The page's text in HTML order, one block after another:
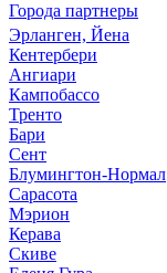
Города партнеры
Эрланген, Йена
Кентербери
Ангиари
Кампобассо
Тренто
Бари
Сент
Блумингтон-Нормал
Сарасота
Мэрион
Керава
Скиве